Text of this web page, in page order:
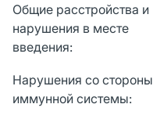
Общие расстройства и
нарушения в месте
введения:
Нарушения со стороны
иммунной системы: